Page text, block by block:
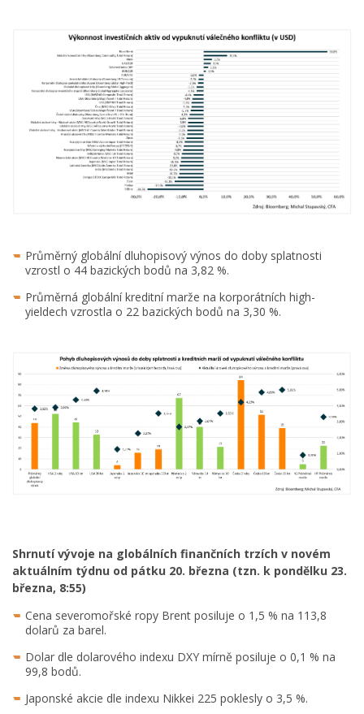
Průměrný globální dluhopisový výnos do doby splatnosti
vzrostl o 44 bazických bodů na 3,82 %.
Průměrná globální kreditní marže na korporátních high-
yieldech vzrostla o 22 bazických bodů na 3,30 %.
Shrnutí vývoje na globálních finančních trzích v novém
aktuálním týdnu od pátku 20. března (tzn. k pondělku 23.
března, 8:55)
Cena severomořské ropy Brent posiluje o 1,5 % na 113,8
dolarů za barel.
Dolar dle dolarového indexu DXY mírně posiluje o 0,1 % na
99,8 bodů.
Japonské akcie dle indexu Nikkei 225 poklesly o 3,5 %.